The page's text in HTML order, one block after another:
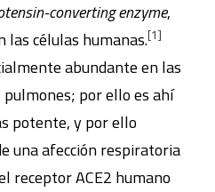
converting enzyme,
las células humanas.[1]
abundante en las
por ello es ahí
potente, y por ello
una afección respiratoria
receptor ACE2 humano